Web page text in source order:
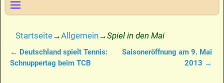
Startseite→Allgemein→Spiel in den Mai
Artikelnavigation
← Deutschland spielt Tennis:
Schnuppertag beim TCB
Saisoneröffnung am 9. Mai
2013 →